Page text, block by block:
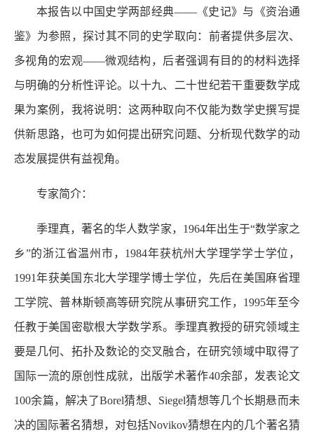
本报告以中国史学两部经典——《史记》与《资治通
鉴》为参照，探讨其不同的史学取向：前者提供多层次、
多视角的宏观——微观结构，后者强调有目的的材料选择
与明确的分析性评论。以十九、二十世纪若干重要数学成
果为案例，我将说明：这两种取向不仅能为数学史撰写提
供新思路，也可为如何提出研究问题、分析现代数学的动
态发展提供有益视角。
专家简介：
季理真，著名的华人数学家，1964年出生于“数学家之
乡”的浙江省温州市，1984年获杭州大学理学学士学位，
1991年获美国东北大学理学博士学位，先后在美国麻省理
工学院、普林斯顿高等研究院从事研究工作，1995年至今
任教于美国密歇根大学数学系。季理真教授的研究领域主
要是几何、拓扑及数论的交叉融合，在研究领域中取得了
国际一流的原创性成就，出版学术著作40余部，发表论文
100余篇，解决了Borel猜想、Siegel猜想等几个长期悬而未
决的国际著名猜想，对包括Novikov猜想在内的几个著名猜